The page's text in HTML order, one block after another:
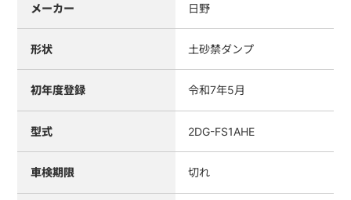
メーカー 日野
形状 土砂禁ダンプ
初年度登録 令和7年5月
型式 2DG-FS1AHE
車検期限 切れ